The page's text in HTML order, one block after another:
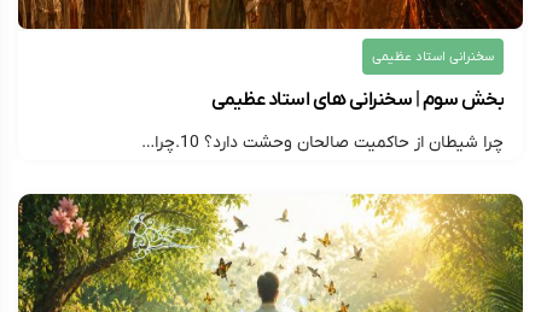
سخنرانی استاد عظیمی
بخش سوم | سخنرانی های استاد عظیمی
چرا شیطان از حاکمیت صالحان وحشت دارد؟ 10.چرا…
۱۴۰۵/۰۳/۱۰ ارسال شده توسط montazer313 225 بازدید